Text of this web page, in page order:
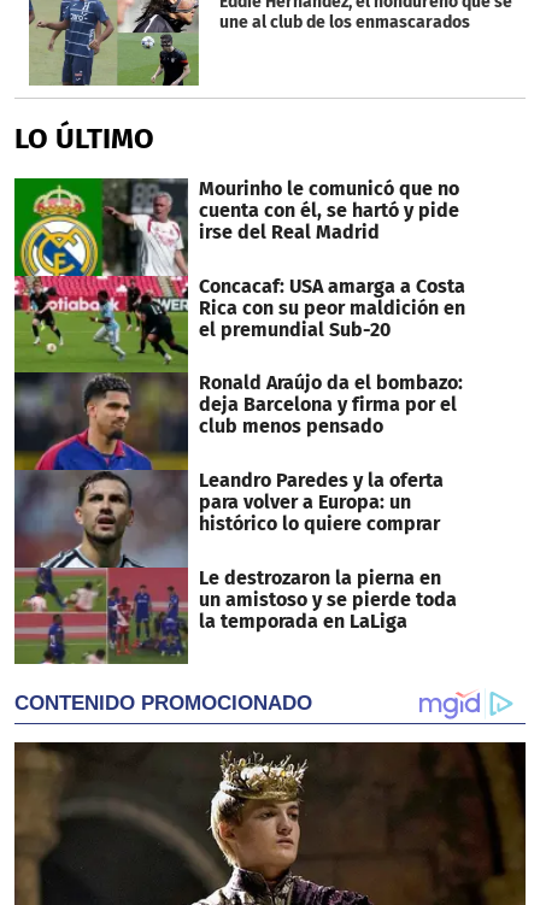
une al club de los enmascarados
LO ÚLTIMO
Mourinho le comunicó que no
cuenta con él, se hartó y pide
irse del Real Madrid
Concacaf: USA amarga a Costa
Rica con su peor maldición en
el premundial Sub-20
Ronald Araújo da el bombazo:
deja Barcelona y firma por el
club menos pensado
Leandro Paredes y la oferta
para volver a Europa: un
histórico lo quiere comprar
Le destrozaron la pierna en
un amistoso y se pierde toda
la temporada en LaLiga